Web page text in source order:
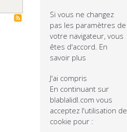
Si vous ne changez
pas les paramètres de
votre navigateur, vous
êtes d'accord. En
savoir plus
J'ai compris
En continuant sur
blablalidl.com vous
acceptez l'utilisation de
cookie pour :